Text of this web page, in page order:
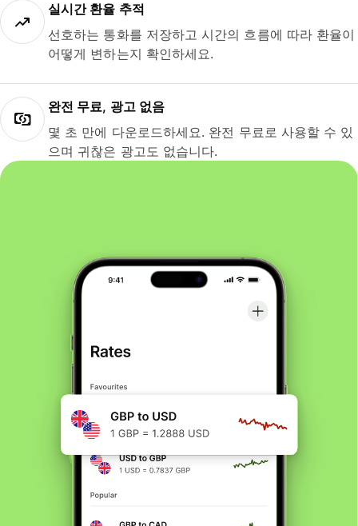
실시간 환율 추적
선호하는 통화를 저장하고 시간의 흐름에 따라 환율이
어떻게 변하는지 확인하세요.
완전 무료, 광고 없음
몇 초 만에 다운로드하세요. 완전 무료로 사용할 수 있
으며 귀찮은 광고도 없습니다.